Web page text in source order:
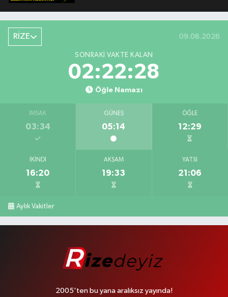
RİZE 09.08.2026
SONRAKI VAKTE KALAN
02:22:27
Öğle Namazı
İMSAK
03:34
GÜNEŞ
05:14
ÖĞLE
12:29
İKINDI
16:20
AKŞAM
19:33
YATSI
21:06
Aylık Vakitler
2005'ten bu yana aralıksız yayında!